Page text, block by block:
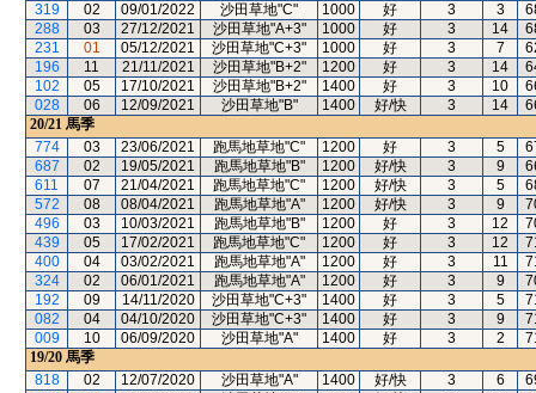
319
02 09/01/2022 沙田草地"C" 1000 好 3 3
288
03 27/12/2021 沙田草地"A+3" 1000 好 3 14
231
01 05/12/2021 沙田草地"C+3" 1000 好 3 7
196
11 21/11/2021 沙田草地"B+2" 1200 好 3 14
102
05 17/10/2021 沙田草地"B+2" 1400 好 3 10
028
06 12/09/2021 沙田草地"B" 1400 好/快 3 14
20/21 馬季
774
03 23/06/2021 跑馬地草地"C" 1200 好 3 5
687
02 19/05/2021 跑馬地草地"B" 1200 好/快 3 9
611
07 21/04/2021 跑馬地草地"C" 1200 好/快 3 5
572
08 08/04/2021 跑馬地草地"A" 1200 好/快 3 9
496
03 10/03/2021 跑馬地草地"B" 1200 好 3 12
439
05 17/02/2021 跑馬地草地"C" 1200 好 3 12
400
04 03/02/2021 跑馬地草地"A" 1200 好 3 11
324
02 06/01/2021 跑馬地草地"A" 1200 好 3 9
192
09 14/11/2020 沙田草地"C+3" 1400 好 3 5
082
04 04/10/2020 沙田草地"C+3" 1400 好 3 9
009
10 06/09/2020 沙田草地"A" 1400 好 3 2
19/20 馬季
818
02 12/07/2020 沙田草地"A" 1400 好/快 3 6